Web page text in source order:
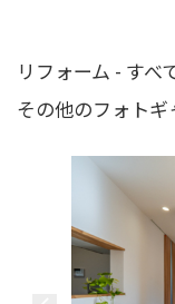
リフォーム - すべ
その他のフォトギ